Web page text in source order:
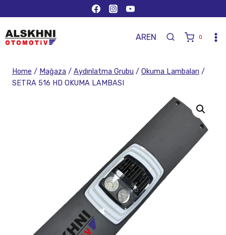
AREN 0
Home / Mağaza / Aydınlatma Grubu / Okuma Lambaları /
SETRA 516 HD OKUMA LAMBASI